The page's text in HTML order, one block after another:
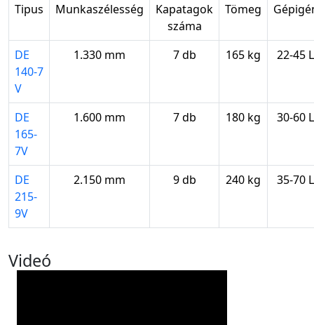
Tipus Munkaszélesség
Kapatagok
száma
Tömeg
DE
140-7
V
1.330 mm 7 db 165 kg 22-45
DE
165-
7V
1.600 mm 7 db 180 kg 30-60
DE
215-
9V
2.150 mm 9 db 240 kg 35-70
Videó